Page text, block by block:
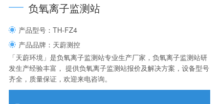
负氧离子监测站
产品型号：TH-FZ4
产品品牌：天蔚测控
「天蔚环境」是负氧离子监测站专业生产厂家，负氧离子监测站研
发生产经验丰富， 提供负氧离子监测站报价及解决方案，设备型号
齐全，质量保证，欢迎来电咨询。